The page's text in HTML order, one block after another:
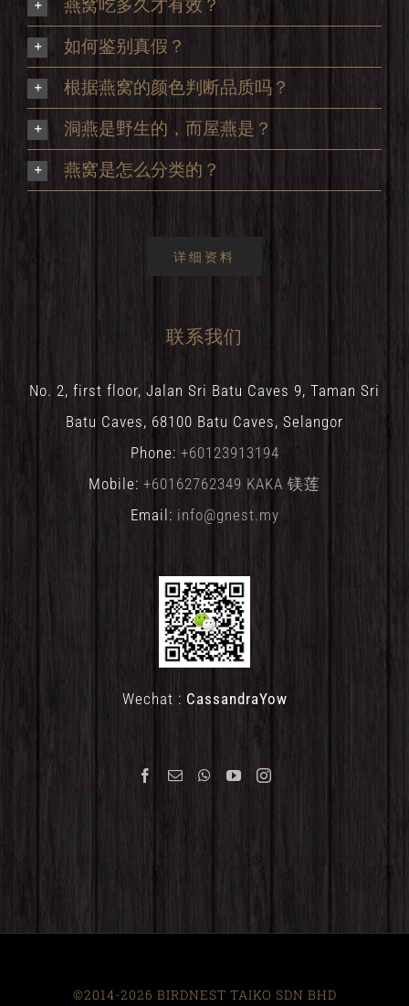
如何鉴别真假？
根据燕窝的颜色判断品质吗？
洞燕是野生的，而屋燕是？
燕窝是怎么分类的？
详细资料
联系我们
No. 2, first floor, Jalan Sri Batu Caves 9, Taman Sri
Batu Caves, 68100 Batu Caves, Selangor
Phone: +60123913194
Mobile: +60162762349 KAKA 镁莲
Email: info@gnest.my
Wechat : CassandraYow
©2014-2026 BIRDNEST TAIKO SDN BHD